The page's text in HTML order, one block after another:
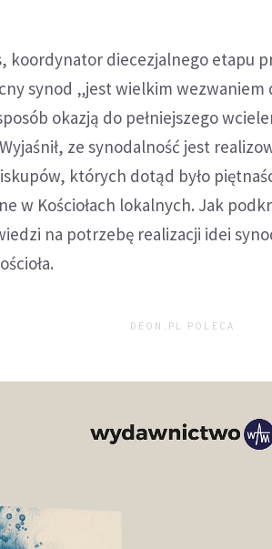
koordynator diecezjalnego etapu
synod „jest wielkim
okazją do pełniejszego
ze synodalność jest
których dotąd było
w Kościołach lokalnych. Jak
na potrzebę realizacji idei
DEON.PL POLECA